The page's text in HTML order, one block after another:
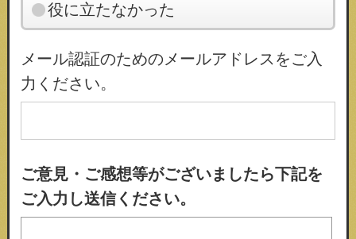
役に立たなかった
メール認証のためのメールアドレスをご入
力ください。
ご意見・ご感想等がございましたら下記を
ご入力し送信ください。